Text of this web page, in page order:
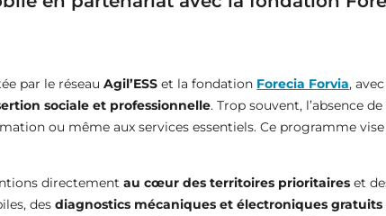
par le réseauAgil’ESS et la fondation Forecia Forvia,
sociale et professionnelle. Trop souvent, l’absence
ou même aux services essentiels. Ce programme
directementau cœur des territoires prioritaires et
desdiagnostics mécaniques et électroniques gratuits